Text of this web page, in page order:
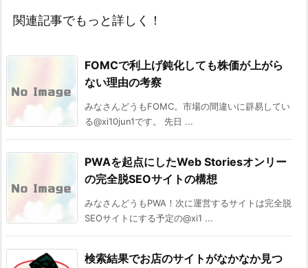
関連記事でもっと詳しく！
FOMCで利上げ鈍化しても株価が上がら
ない理由の考察
みなさんどうもFOMC。市場の間違いに辟易してい
る@xi10jun1です。 先日 ...
PWAを起点にしたWeb Storiesオンリー
の完全脱SEOサイトの構想
みなさんどうもPWA！次に運営するサイトは完全脱
SEOサイトにする予定の@xi1 ...
検索結果でお店のサイトがなかなか見つ